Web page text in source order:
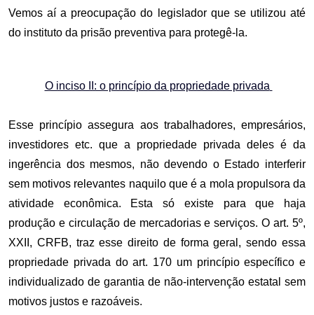
Vemos aí a preocupação do legislador que se utilizou até
do instituto da prisão preventiva para protegê-la.
O inciso II: o princípio da propriedade privada
Esse princípio assegura aos trabalhadores, empresários,
investidores etc. que a propriedade privada deles é da
ingerência dos mesmos, não devendo o Estado interferir
sem motivos relevantes naquilo que é a mola propulsora da
atividade econômica. Esta só existe para que haja
produção e circulação de mercadorias e serviços. O art. 5º,
XXII, CRFB, traz esse direito de forma geral, sendo essa
propriedade privada do art. 170 um princípio específico e
individualizado de garantia de não-intervenção estatal sem
motivos justos e razoáveis.